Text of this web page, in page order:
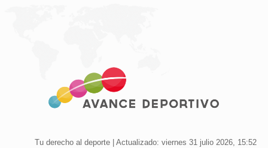
Tu derecho al deporte | Actualizado: viernes 31 julio 2026, 15:52